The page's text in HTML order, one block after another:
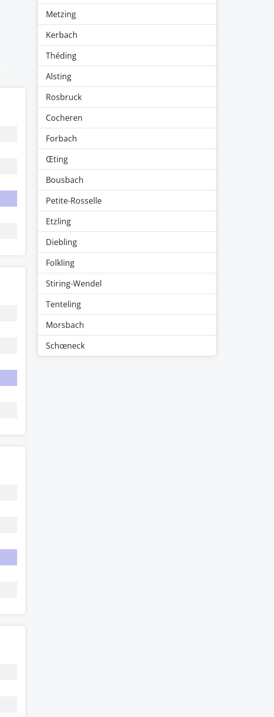
Metzing
Kerbach
Théding
Alsting
Rosbruck
Cocheren
Forbach
Œting
Bousbach
Petite-Rosselle
Etzling
Diebling
Folkling
Stiring-Wendel
Tenteling
Morsbach
Schœneck